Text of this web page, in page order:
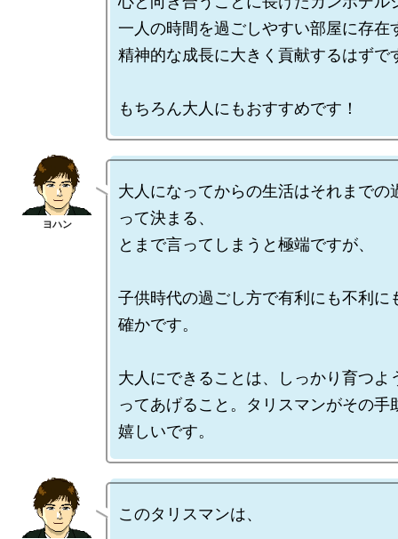
一人の時間を過ごしやすい部屋に存在
精神的な成長に大きく貢献するはずで
大人になってからの生活はそれまでの
って決まる、
とまで言ってしまうと極端ですが、
子供時代の過ごし方で有利にも不利に
確かです。
大人にできることは、しっかり育つよ
ってあげること。タリスマンがその手
このタリスマンは、